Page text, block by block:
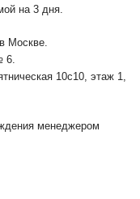
на 3 дня.
Москве.
6.
10с10, этаж 1,
менеджером